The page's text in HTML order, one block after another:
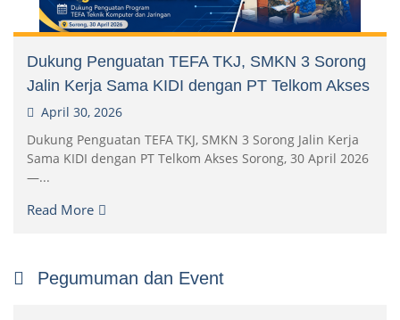
Dukung Penguatan TEFA TKJ, SMKN 3 Sorong
Jalin Kerja Sama KIDI dengan PT Telkom Akses
April 30, 2026
Dukung Penguatan TEFA TKJ, SMKN 3 Sorong Jalin Kerja
Sama KIDI dengan PT Telkom Akses Sorong, 30 April 2026
—...
Read More
Pegumuman dan Event